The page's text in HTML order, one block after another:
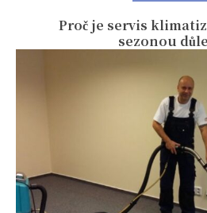
Proč je servis
sezonou